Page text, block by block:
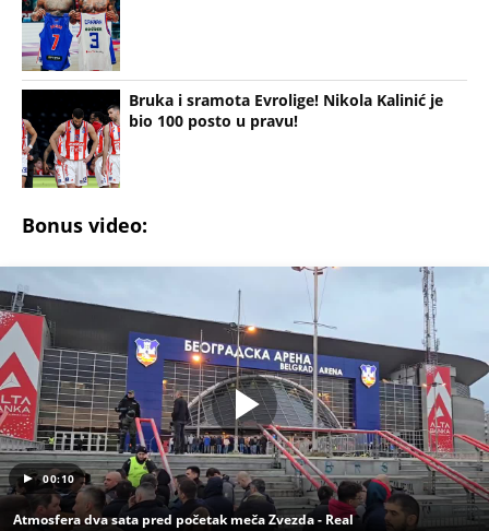
Bruka i sramota Evrolige! Nikola Kalinić je
bio 100 posto u pravu!
Bonus video:
00:10
Atmosfera dva sata pred početak meča Zvezda - Real